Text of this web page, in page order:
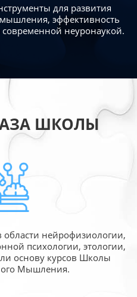
для развития
мышления, эффективность
современной неуронаукой.
ШКОЛЫ
области нейрофизиологии,
психологии, этологии,
основу курсов Школы
Мышления.